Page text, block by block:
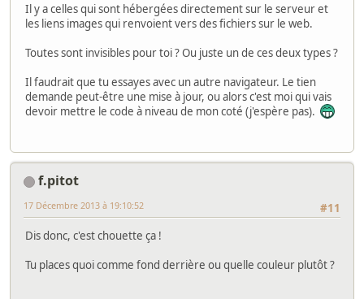
Il y a celles qui sont hébergées directement sur le serveur et
les liens images qui renvoient vers des fichiers sur le web.
Toutes sont invisibles pour toi ? Ou juste un de ces deux types ?
Il faudrait que tu essayes avec un autre navigateur. Le tien
demande peut-être une mise à jour, ou alors c'est moi qui vais
devoir mettre le code à niveau de mon coté (j'espère pas).
f.pitot
#11
17 Décembre 2013 à 19:10:52
Dis donc, c'est chouette ça !
Tu places quoi comme fond derrière ou quelle couleur plutôt ?